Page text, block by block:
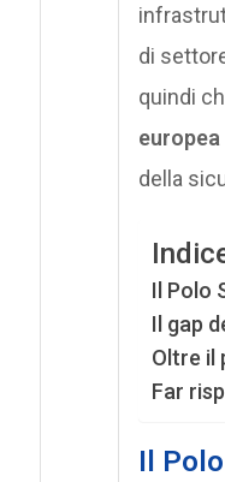
di
quindi
europea
della
Il Polo
Il gap
Oltre il
Far
Il